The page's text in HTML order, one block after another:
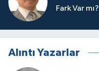
Fark Var mı?
Alıntı Yazarlar